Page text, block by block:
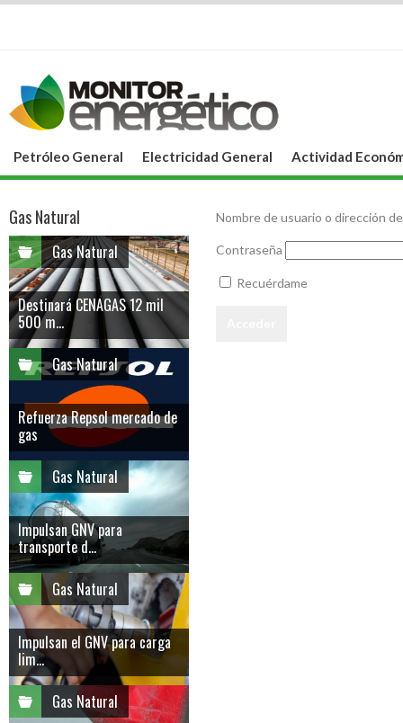
Petróleo General Electricidad General Actividad
Nombre de usuario o dirección
Contraseña
Recuérdame
Gas Natural
Gas Natural
Destinará CENAGAS 12 mil
500 m...
Gas Natural
Refuerza Repsol mercado de
gas
Gas Natural
Impulsan GNV para
transporte d...
Gas Natural
Impulsan el GNV para carga
lim...
Gas Natural